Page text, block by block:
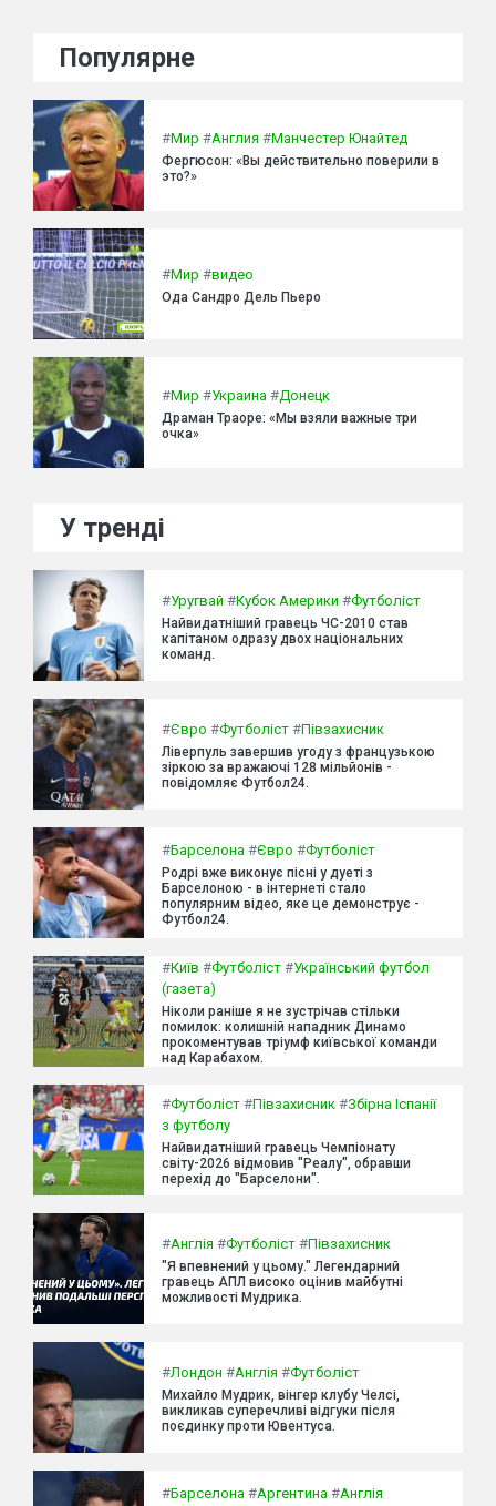
Популярне
#Мир #Англия #Манчестер Юнайтед
Фергюсон: «Вы действительно поверили в
это?»
#Мир #видео
Ода Сандро Дель Пьеро
#Мир #Украина #Донецк
Драман Траоре: «Мы взяли важные три
очка»
У тренді
#Уругвай #Кубок Америки #Футболіст
Найвидатніший гравець ЧС-2010 став
капітаном одразу двох національних
команд.
#Євро #Футболіст #Півзахисник
Ліверпуль завершив угоду з французькою
зіркою за вражаючі 128 мільйонів -
повідомляє Футбол24.
#Барселона #Євро #Футболіст
Родрі вже виконує пісні у дуеті з
Барселоною - в інтернеті стало
популярним відео, яке це демонструє -
Футбол24.
#Київ #Футболіст #Український футбол
(газета)
Ніколи раніше я не зустрічав стільки
помилок: колишній нападник Динамо
прокоментував тріумф київської команди
над Карабахом.
#Футболіст #Півзахисник #Збірна Іспанії
з футболу
Найвидатніший гравець Чемпіонату
світу-2026 відмовив "Реалу", обравши
перехід до "Барселони".
#Англія #Футболіст #Півзахисник
"Я впевнений у цьому." Легендарний
гравець АПЛ високо оцінив майбутні
можливості Мудрика.
#Лондон #Англія #Футболіст
Михайло Мудрик, вінгер клубу Челсі,
викликав суперечливі відгуки після
поєдинку проти Ювентуса.
#Барселона #Аргентина #Англія